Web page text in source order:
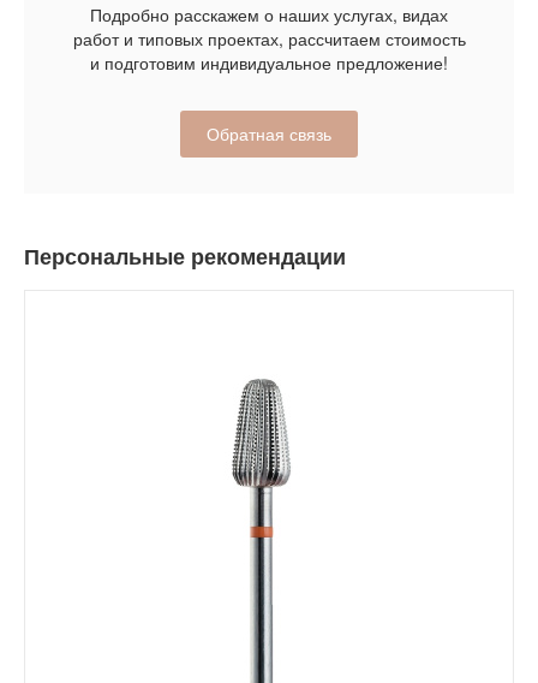
Подробно расскажем о наших услугах, видах
работ и типовых проектах, рассчитаем стоимость
и подготовим индивидуальное предложение!
Обратная связь
Персональные рекомендации